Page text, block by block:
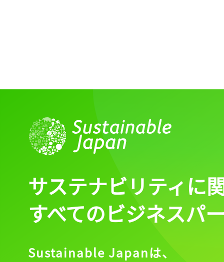
ログイン
サステナビリティに
すべてのビジネスパ
Sustainable Japanは、